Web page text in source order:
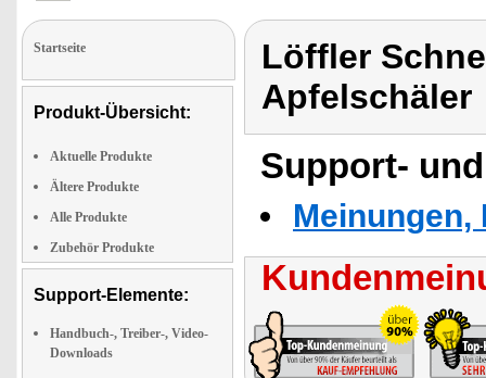
Startseite
Produkt-Übersicht:
Aktuelle Produkte
Ältere Produkte
Alle Produkte
Zubehör Produkte
Support-Elemente:
Handbuch-, Treiber-, Video-
Downloads
Löffler
Apfelschäler
Support-